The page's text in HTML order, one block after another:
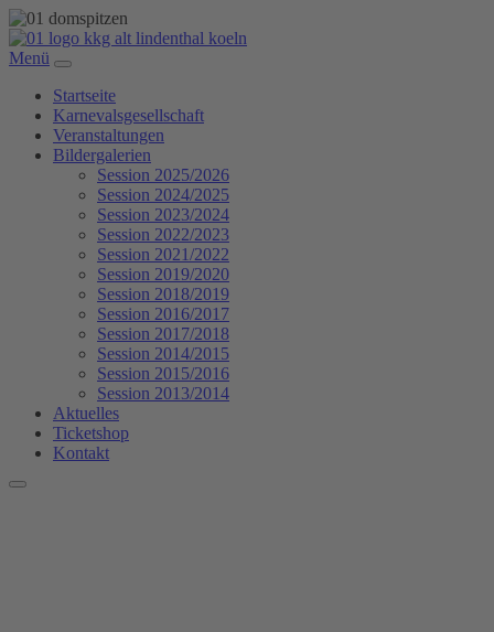
Menü
Startseite
Karnevalsgesellschaft
Veranstaltungen
Bildergalerien
Session 2025/2026
Session 2024/2025
Session 2023/2024
Session 2022/2023
Session 2021/2022
Session 2019/2020
Session 2018/2019
Session 2016/2017
Session 2017/2018
Session 2014/2015
Session 2015/2016
Session 2013/2014
Aktuelles
Ticketshop
Kontakt